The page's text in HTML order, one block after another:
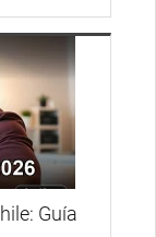
Guía